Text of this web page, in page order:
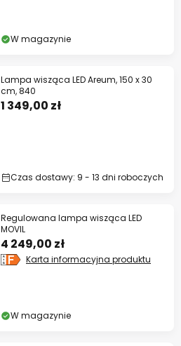
W magazynie
Lampa wisząca LED Areum, 150 x 30
cm, 840
1 349,00 zł
Czas dostawy: 9 - 13 dni roboczych
Regulowana lampa wisząca LED
MOVIL
4 249,00 zł
Karta informacyjna produktu
W magazynie